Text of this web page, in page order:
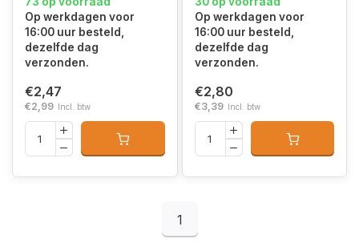
Op werkdagen voor
16:00 uur besteld,
dezelfde dag
verzonden.
€2,47
€2,99 Incl. btw
Op werkdagen voor
16:00 uur besteld,
dezelfde dag
verzonden.
€2,80
€3,39 Incl. btw
1